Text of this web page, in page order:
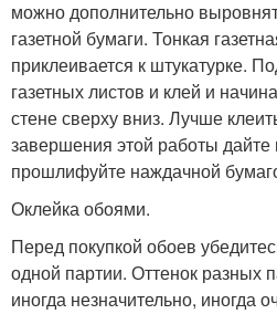
можно дополнительно
газетной бумаги. Тонкая
приклеивается к штукатурке.
газетных листов и клей и
стене сверху вниз. Лучше
завершения этой работы дайте
прошлифуйте наждачной
Оклейка обоями.
Перед покупкой обоев
одной партии. Оттенок разных
иногда незначительно, иногда